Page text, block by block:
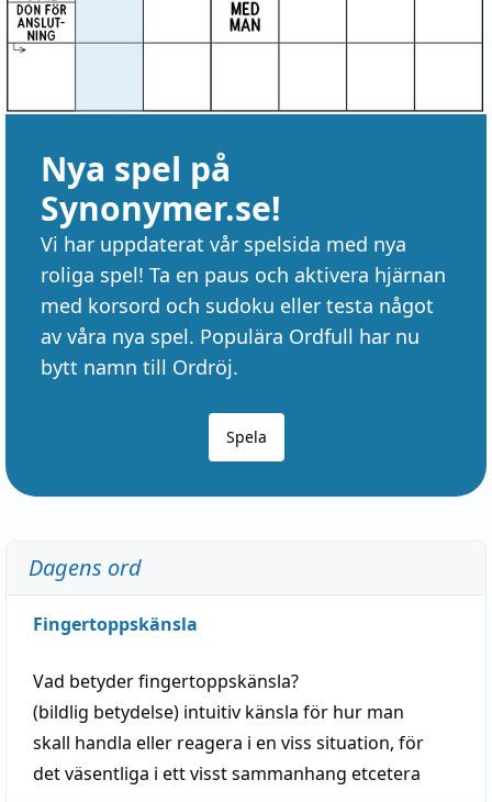
Nya spel på
Synonymer.se!
Vi har uppdaterat vår spelsida med nya
roliga spel! Ta en paus och aktivera hjärnan
med korsord och sudoku eller testa något
av våra nya spel. Populära Ordfull har nu
bytt namn till Ordröj.
Spela
Dagens ord
Fingertoppskänsla
Vad betyderfingertoppskänsla?
(bildlig betydelse) intuitiv känsla för hur man
skall handla eller reagera i en viss situation, för
det väsentliga i ett visstsammanhang etcetera